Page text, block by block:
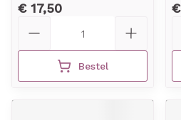
€ 17,50
Bestel